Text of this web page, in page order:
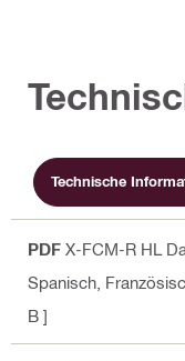
Technische
PDF X-FCM-R HL
Spanisch,
B ]